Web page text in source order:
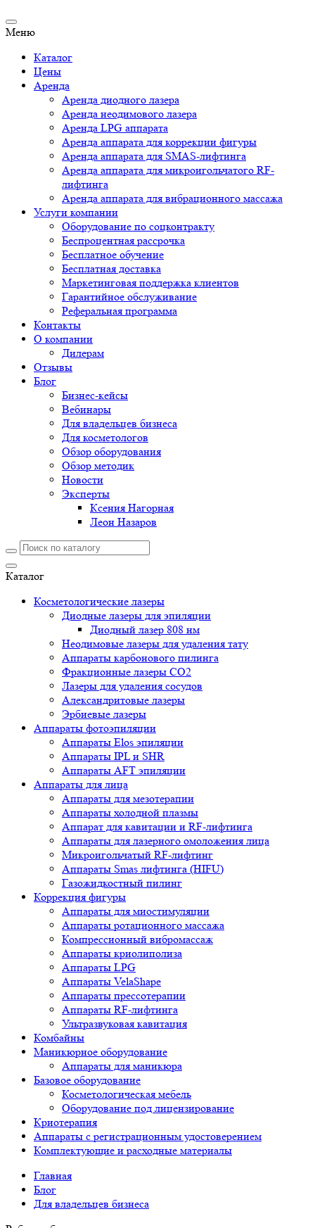
Меню
Каталог
Цены
Аренда
Аренда диодного лазера
Аренда неодимового лазера
Аренда LPG аппарата
Аренда аппарата для коррекции фигуры
Аренда аппарата для SMAS-лифтинга
Аренда аппарата для микроигольчатого RF-
лифтинга
Аренда аппарата для вибрационного массажа
Услуги компании
Оборудование по соцконтракту
Беспроцентная рассрочка
Бесплатное обучение
Бесплатная доставка
Маркетинговая поддержка клиентов
Гарантийное обслуживание
Реферальная программа
Контакты
О компании
Дилерам
Отзывы
Блог
Бизнес-кейсы
Вебинары
Для владельцев бизнеса
Для косметологов
Обзор оборудования
Обзор методик
Новости
Эксперты
Ксения Нагорная
Леон Назаров
Каталог
Косметологические лазеры
Диодные лазеры для эпиляции
Диодный лазер 808 нм
Неодимовые лазеры для удаления тату
Аппараты карбонового пилинга
Фракционные лазеры CO2
Лазеры для удаления сосудов
Александритовые лазеры
Эрбиевые лазеры
Аппараты фотоэпиляции
Аппараты Elos эпиляции
Аппараты IPL и SHR
Аппараты AFT эпиляции
Аппараты для лица
Аппараты для мезотерапии
Аппараты холодной плазмы
Аппарат для кавитации и RF-лифтинга
Аппараты для лазерного омоложения лица
Микроигольчатый RF-лифтинг
Аппараты Smas лифтинга (HIFU)
Газожидкостный пилинг
Коррекция фигуры
Аппараты для миостимуляции
Аппараты ротационного массажа
Компрессионный вибромассаж
Аппараты криолиполиза
Аппараты LPG
Аппараты VelaShape
Аппараты прессотерапии
Аппараты RF-лифтинга
Ультразвуковая кавитация
Комбайны
Маникюрное оборудование
Аппараты для маникюра
Базовое оборудование
Косметологическая мебель
Оборудование под лицензирование
Криотерапия
Аппараты c регистрационным удостоверением
Комплектующие и расходные материалы
Главная
Блог
Для владельцев бизнеса